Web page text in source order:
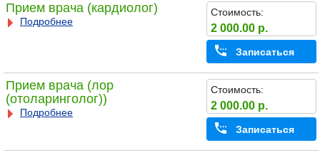
Прием врача (кардиолог)
Подробнее
Стоимость:
2 000.00 р.
Записаться
Прием врача (лор
(отоларинголог))
Подробнее
Стоимость:
2 000.00 р.
Записаться